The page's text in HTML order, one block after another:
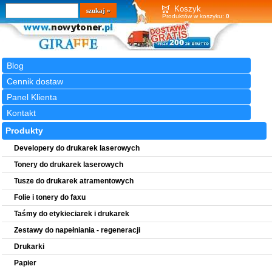
Koszyk
Produktów w koszyku: 0
Blog
Cennik dostaw
Panel Klienta
Kontakt
Wyszukiwarka
szukaj
Produkty
Developery do drukarek laserowych
Tonery do drukarek laserowych
Tusze do drukarek atramentowych
Folie i tonery do faxu
Taśmy do etykieciarek i drukarek
Zestawy do napełniania - regeneracji
Drukarki
Papier